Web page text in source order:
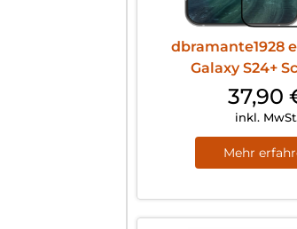
dbramante1928
Galaxy S24+
37,90
inkl.
Mehr